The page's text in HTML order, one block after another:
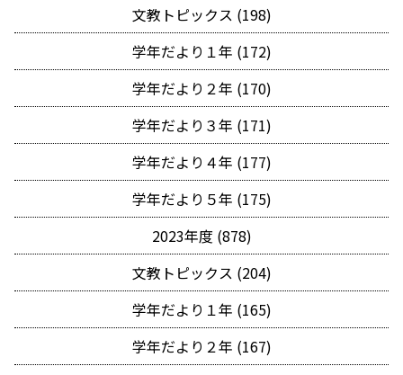
文教トピックス (198)
学年だより１年 (172)
学年だより２年 (170)
学年だより３年 (171)
学年だより４年 (177)
学年だより５年 (175)
2023年度 (878)
文教トピックス (204)
学年だより１年 (165)
学年だより２年 (167)